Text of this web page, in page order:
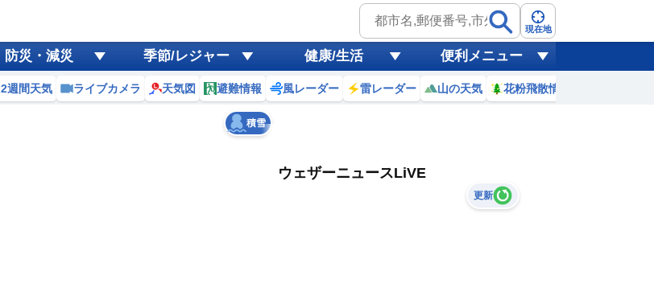
現在地
防災・減災 季節/レジャー 健康/生活 便利メニュー
2週間天気 ライブカメラ 天気図 避難情報 風レーダー 雷レーダー 山の天気 花粉飛散情報
積雪
黄砂
天気 台風
ウェザーニュースLiVE
更新